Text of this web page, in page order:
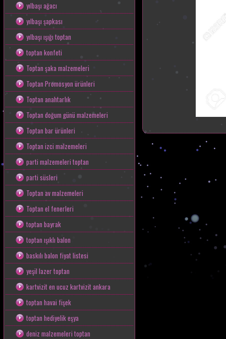
yılbaşı ağacı
yılbaşı şapkası
yılbaşı ışığı toptan
toptan konfeti
Toptan şaka malzemeleri
Toptan Promosyon ürünleri
Toptan anahtarlık
Toptan doğum günü malzemeleri
Toptan bar ürünleri
Toptan izci malzemeleri
parti malzemeleri toptan
parti süsleri
Toptan av malzemeleri
Toptan el fenerleri
toptan bayrak
toptan ışıklı balon
baskılı balon fiyat listesi
yeşil lazer toptan
kartvizit en ucuz kartvizit ankara
toptan havai fişek
toptan hediyelik eşya
deniz malzemeleri toptan